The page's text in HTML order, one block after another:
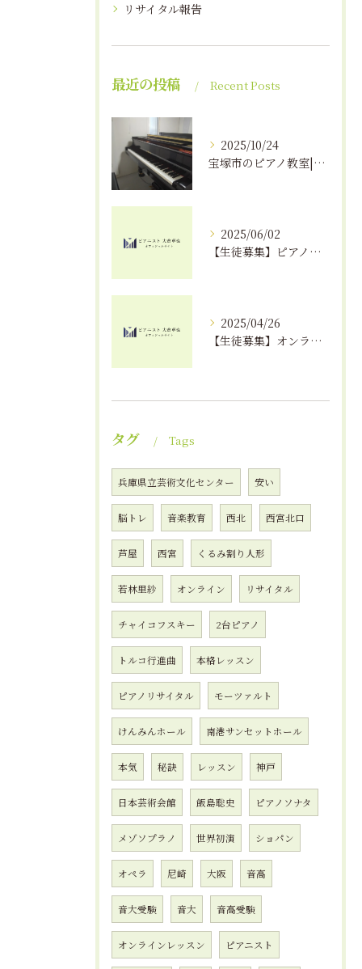
リサイタル報告
最近の投稿 Recent Posts
2025/10/24
宝塚市のピアノ教室|えんつミュージック
2025/06/02
【生徒募集】ピアノが上達する秘訣！？｜えんつミュージック
2025/04/26
【生徒募集】オンラインでピアノレッスンが受けられる！？
タグ Tags
兵庫県立芸術文化センター 安い
脳トレ 音楽教育 西北 西宮北口
芦屋 西宮 くるみ割り人形
若林里紗 オンライン リサイタル
チャイコフスキー 2台ピアノ
トルコ行進曲 本格レッスン
ピアノリサイタル モーツァルト
けんみんホール 南港サンセットホール
本気 秘訣 レッスン 神戸
日本芸術会館 飯島聡史 ピアノソナタ
メゾソプラノ 世界初演 ショパン
オペラ 尼崎 大阪 音高
音大受験 音大 音高受験
オンラインレッスン ピアニスト